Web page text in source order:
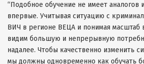
“Подобное обучение не имеет аналогов
впервые. Учитывая ситуацию с
ВИЧ в регионе ВЕЦА и понимая масштаб
видим большую и непрерывную
надалее. Чтобы качественно изменить
мы должны одновременно как обучать